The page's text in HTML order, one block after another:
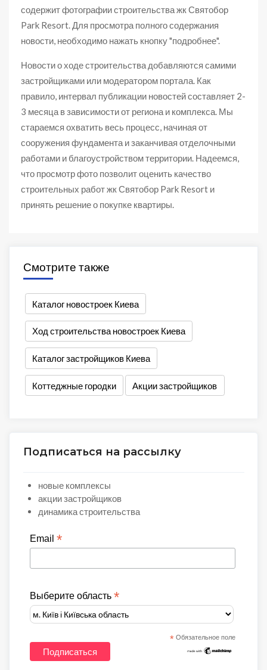
содержит фотографии строительства жк Святобор
Park Resort. Для просмотра полного содержания
новости, необходимо нажать кнопку "подробнее".
Новости о ходе строительства добавляются самими
застройщиками или модератором портала. Как
правило, интервал публикации новостей составляет 2-
3 месяца в зависимости от региона и комплекса. Мы
стараемся охватить весь процесс, начиная от
сооружения фундамента и заканчивая отделочными
работами и благоустройством территории. Надеемся,
что просмотр фото позволит оценить качество
строительных работ жк Святобор Park Resort и
принять решение о покупке квартиры.
Смотрите также
Каталог новостроек Киева
Ход строительства новостроек Киева
Каталог застройщиков Киева
Коттеджные городки Акции застройщиков
Подписаться на рассылку
новые комплексы
акции застройщиков
динамика строительства
Email *
Выберите область *
* Обязательное поле